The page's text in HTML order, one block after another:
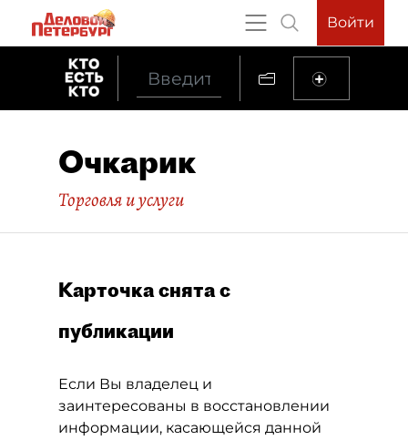
Войти
Очкарик
Торговля и услуги
Карточка снята с
публикации
Если Вы владелец и
заинтересованы в восстановлении
информации, касающейся данной